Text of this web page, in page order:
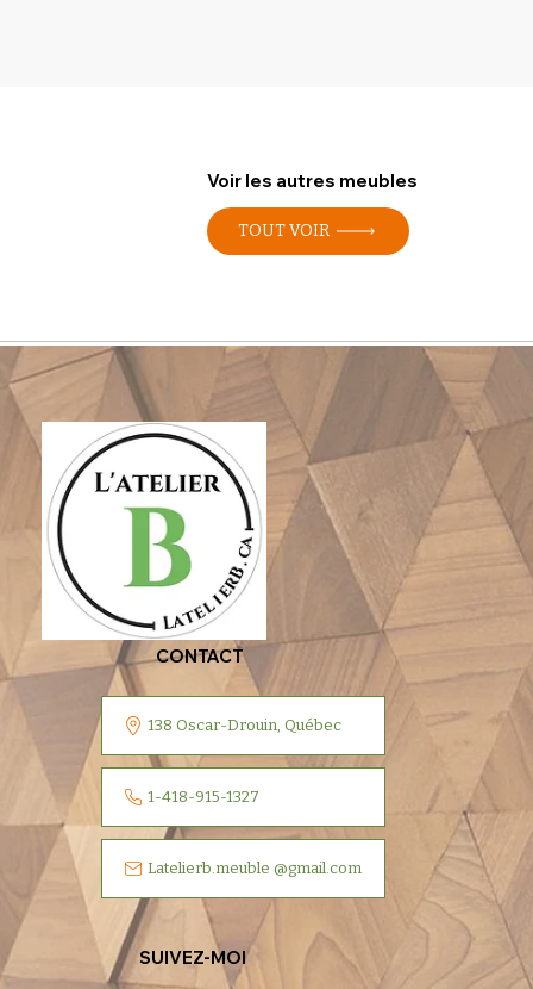
Voir les autres meubles
TOUT VOIR
CONTACT
138 Oscar-Drouin, Québec
1-418-915-1327
Latelierb.meuble @gmail.com
SUIVEZ-MOI